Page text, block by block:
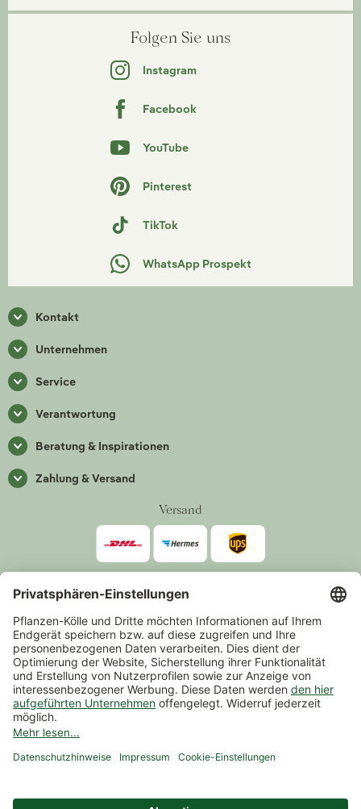
Folgen Sie uns
Instagram
Facebook
YouTube
Pinterest
TikTok
WhatsApp Prospekt
Kontakt
Unternehmen
Service
Verantwortung
Beratung & Inspirationen
Zahlung & Versand
Versand
*Alle Preise inkl. gesetzlicher Mehrwertsteuer zzgl.Versand
Mindestbestellwert 14,90 €, ausgenommen sind Gutscheine und
Events.